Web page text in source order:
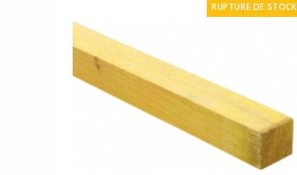
RUPTURE DE STOCK